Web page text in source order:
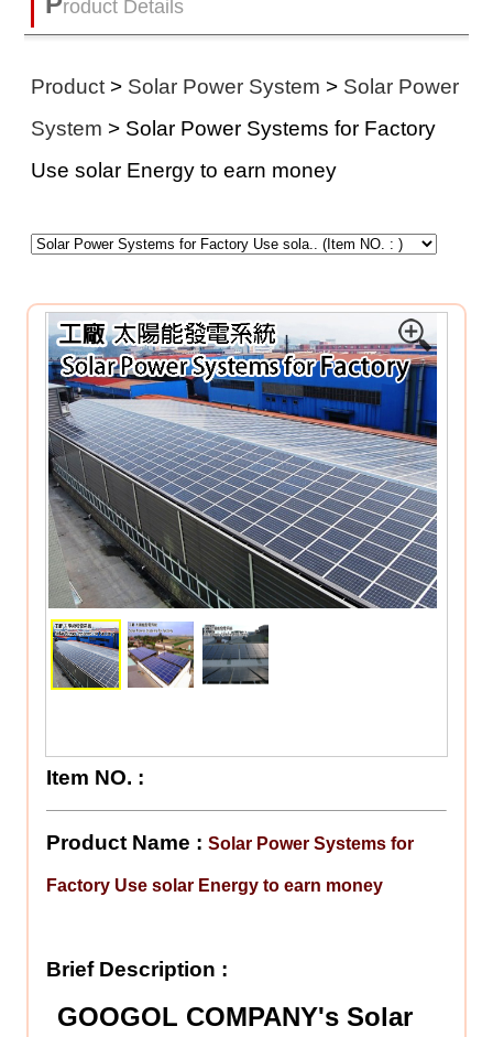
roduct Details
Product > Solar Power System > Solar Power
System > Solar Power Systems for Factory
Use solar Energy to earn money
Item NO. :
Product Name :Solar Power Systems for
Factory Use solar Energy to earn money
Brief Description :
GOOGOL COMPANY's Solar